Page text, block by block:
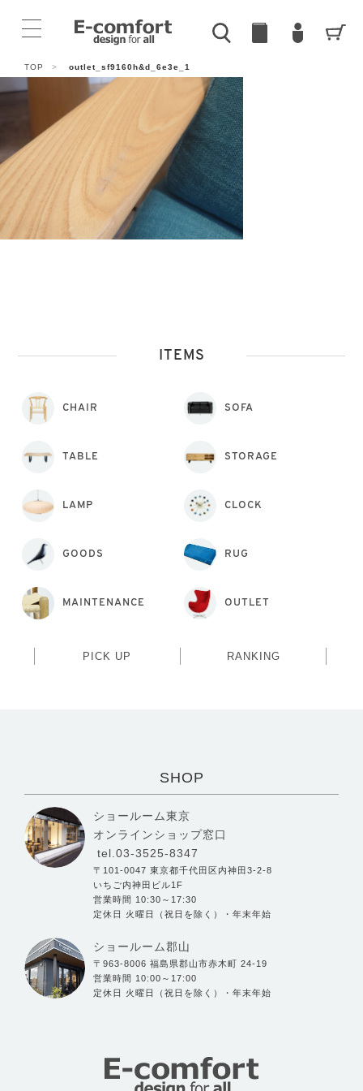
TOP > outlet_sf9160h&d_6e3e_1
ITEMS
CHAIR SOFA
TABLE STORAGE
LAMP CLOCK
GOODS RUG
MAINTENANCE OUTLET
PICK UP RANKING
SHOP
ショールーム東京
オンラインショップ窓口
tel.03-3525-8347
〒101-0047 東京都千代田区内神田3-2-8
いちご内神田ビル1F
営業時間 10:30～17:30
定休日 火曜日（祝日を除く）・年末年始
ショールーム郡山
〒963-8006 福島県郡山市赤木町 24-19
営業時間 10:00～17:00
定休日 火曜日（祝日を除く）・年末年始